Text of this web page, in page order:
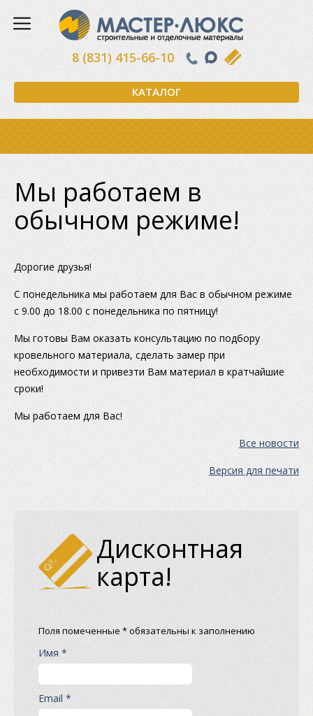
КАТАЛОГ
8 (831) 415-66-10
Мы работаем в
обычном режиме!
Дорогие друзья!
С понедельника мы работаем для Вас в обычном режиме
с 9.00 до 18.00 с понедельника по пятницу!
Мы готовы Вам оказать консультацию по подбору
кровельного материала, сделать замер при
необходимости и привезти Вам материал в кратчайшие
сроки!
Мы работаем для Вас!
Все новости
Версия для печати
Дисконтная
карта!
Поля помеченные * обязательны к заполнению
Имя *
Email *